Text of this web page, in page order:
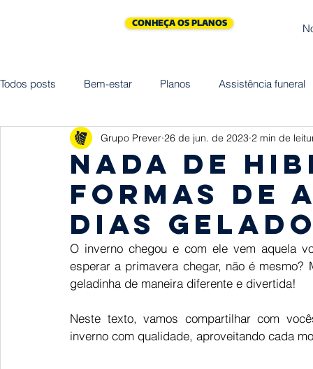
CONHEÇA OS PLANOS
Todos posts Bem-estar Planos Assistência funeral
Cremação Assistências Saúde
Maternidade Vida Homenagem
Nada de
formas de
dias
Grupo Prever 26 de jun. de 2023 2 min de
O inverno chegou e com ele vem aquela
esperar a primavera chegar, não é
geladinha de maneira diferente e divertida!
Neste texto, vamos compartilhar com
inverno com qualidade, aproveitando cada